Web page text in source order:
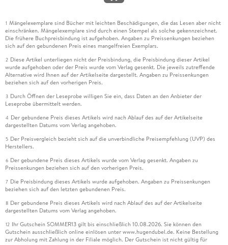
1 Mängelexemplare sind Bücher mit leichten Beschädigungen, die das Lesen aber nicht
einschränken. Mängelexemplare sind durch einen Stempel als solche gekennzeichnet.
Die frühere Buchpreisbindung ist aufgehoben. Angaben zu Preissenkungen beziehen
sich auf den gebundenen Preis eines mangelfreien Exemplars.
2 Diese Artikel unterliegen nicht der Preisbindung, die Preisbindung dieser Artikel
wurde aufgehoben oder der Preis wurde vom Verlag gesenkt. Die jeweils zutreffende
Alternative wird Ihnen auf der Artikelseite dargestellt. Angaben zu Preissenkungen
beziehen sich auf den vorherigen Preis.
3 Durch Öffnen der Leseprobe willigen Sie ein, dass Daten an den Anbieter der
Leseprobe übermittelt werden.
4 Der gebundene Preis dieses Artikels wird nach Ablauf des auf der Artikelseite
dargestellten Datums vom Verlag angehoben.
5 Der Preisvergleich bezieht sich auf die unverbindliche Preisempfehlung (UVP) des
Herstellers.
6 Der gebundene Preis dieses Artikels wurde vom Verlag gesenkt. Angaben zu
Preissenkungen beziehen sich auf den vorherigen Preis.
7 Die Preisbindung dieses Artikels wurde aufgehoben. Angaben zu Preissenkungen
beziehen sich auf den letzten gebundenen Preis.
8 Der gebundene Preis dieses Artikels wird nach Ablauf des auf der Artikelseite
dargestellten Datums vom Verlag angehoben.
12 Ihr Gutschein SOMMER13 gilt bis einschließlich 10.08.2026. Sie können den
Gutschein ausschließlich online einlösen unter www.hugendubel.de. Keine Bestellung
zur Abholung mit Zahlung in der Filiale möglich. Der Gutschein ist nicht gültig für